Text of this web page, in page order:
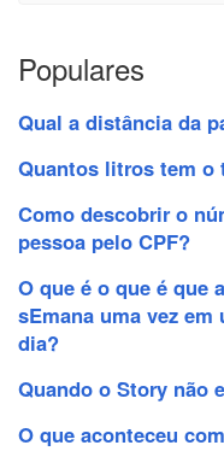
Populares
Qual a distância da
Quantos litros tem o
Como descobrir o
pessoa pelo CPF?
O que é o que é que
sEmana uma vez
dia?
Quando o Story não
O que aconteceu